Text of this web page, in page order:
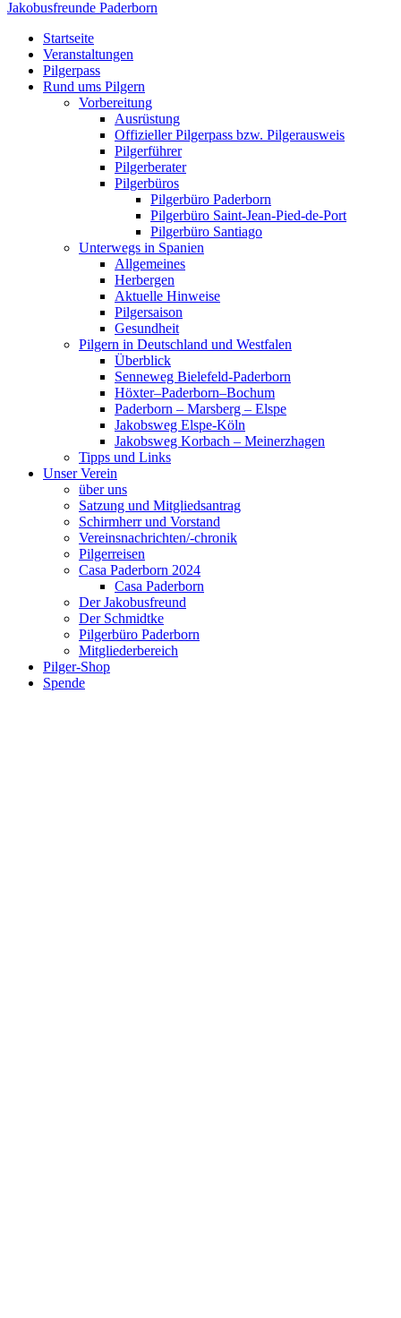
Zum Inhalt springen
Jakobusfreunde Paderborn
Startseite
Veranstaltungen
Pilgerpass
Rund ums Pilgern
Vorbereitung
Ausrüstung
Offizieller Pilgerpass bzw. Pilgerausweis
Pilgerführer
Pilgerberater
Pilgerbüros
Pilgerbüro Paderborn
Pilgerbüro Saint-Jean-Pied-de-Port
Pilgerbüro Santiago
Unterwegs in Spanien
Allgemeines
Herbergen
Aktuelle Hinweise
Pilgersaison
Gesundheit
Pilgern in Deutschland und Westfalen
Überblick
Senneweg Bielefeld-Paderborn
Höxter–Paderborn–Bochum
Paderborn – Marsberg – Elspe
Jakobsweg Elspe-Köln
Jakobsweg Korbach – Meinerzhagen
Tipps und Links
Unser Verein
über uns
Satzung und Mitgliedsantrag
Schirmherr und Vorstand
Vereinsnachrichten/-chronik
Pilgerreisen
Casa Paderborn 2024
Casa Paderborn
Der Jakobusfreund
Der Schmidtke
Pilgerbüro Paderborn
Mitgliederbereich
Pilger-Shop
Spende
Veranstaltungen
10 Veranstaltungen gefunden.